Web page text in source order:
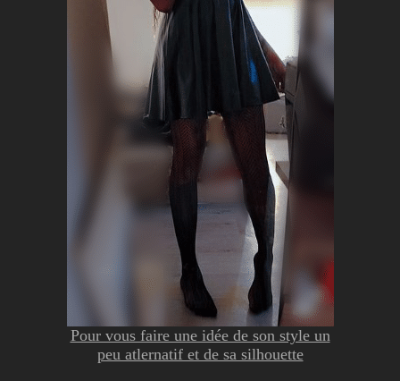
Pour vous faire une idée de son style un
peu atlernatif et de sa silhouette